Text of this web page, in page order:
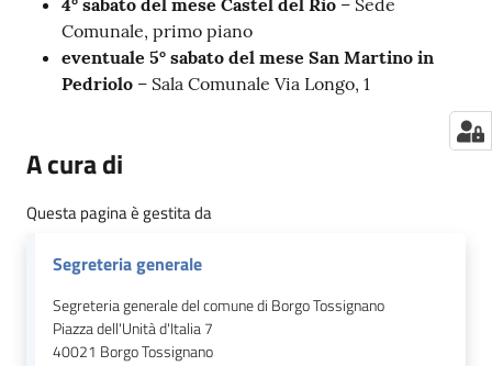
4° sabato del mese Castel del Rio – Sede
Comunale, primo piano
eventuale 5° sabato del mese San Martino in
Pedriolo – Sala Comunale Via Longo, 1
A cura di
Questa pagina è gestita da
Segreteria generale
Segreteria generale del comune di Borgo Tossignano
Piazza dell'Unità d'Italia 7
40021 Borgo Tossignano